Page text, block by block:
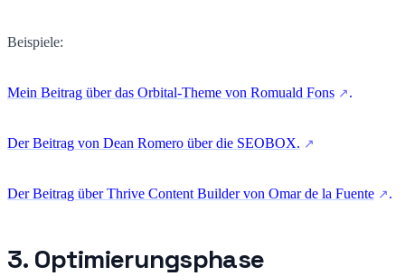
Beispiele:
Mein Beitrag über das Orbital-Theme von Romuald Fons .
Der Beitrag von Dean Romero über die SEOBOX.
Der Beitrag über Thrive Content Builder von Omar de la Fuente .
3. Optimierungsphase